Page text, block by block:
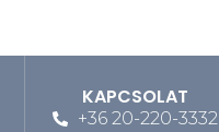
KAPCSOLAT
+36 20-220-3332